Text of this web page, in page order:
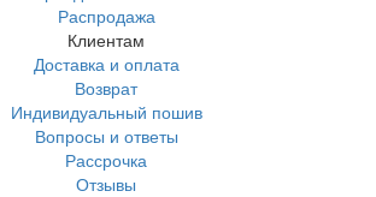
Распродажа
Клиентам
Доставка и оплата
Возврат
Индивидуальный пошив
Вопросы и ответы
Рассрочка
Отзывы